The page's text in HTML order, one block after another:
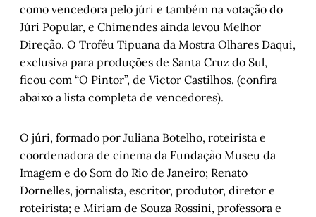
como vencedora pelo júri e também na votação do
Júri Popular, e Chimendes ainda levou Melhor
Direção. O Troféu Tipuana da Mostra Olhares Daqui,
exclusiva para produções de Santa Cruz do Sul,
ficou com “O Pintor”, de Victor Castilhos. (confira
abaixo a lista completa de vencedores).
O júri, formado por Juliana Botelho, roteirista e
coordenadora de cinema da Fundação Museu da
Imagem e do Som do Rio de Janeiro; Renato
Dornelles, jornalista, escritor, produtor, diretor e
roteirista; e Miriam de Souza Rossini, professora e